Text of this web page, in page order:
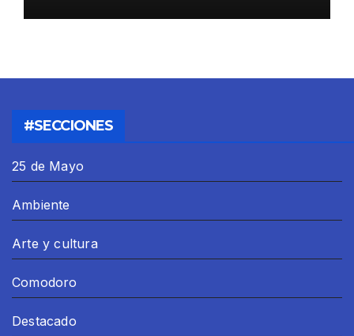
#SECCIONES
25 de Mayo
Ambiente
Arte y cultura
Comodoro
Destacado